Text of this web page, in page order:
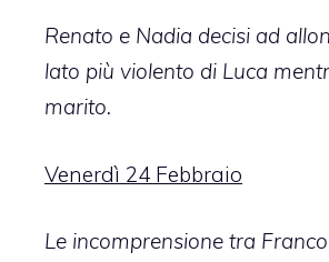
Renato e Nadia decisi ad
lato più violento di Luca
marito.
Venerdì 24 Febbraio
Le incomprensione tra